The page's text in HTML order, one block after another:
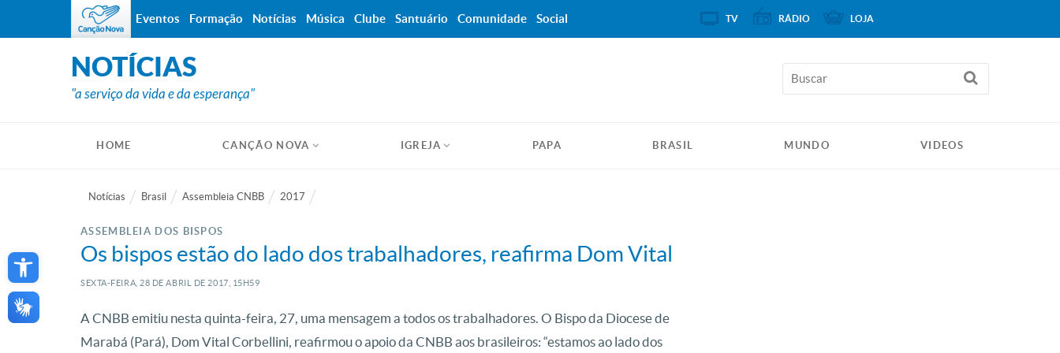
Open toolbar
NOTÍCIAS
"a serviço da vida e da esperança"
HOME CANÇÃO NOVA IGREJA PAPA BRASIL MUNDO VIDEOS
Notícias Brasil Assembleia CNBB 2017
ASSEMBLEIA DOS BISPOS
Os bispos estão do lado dos trabalhadores, reafirma Dom Vital
SEXTA-FEIRA, 28 DE ABRIL DE 2017, 15H59
A CNBB emitiu nesta quinta-feira, 27, uma mensagem a todos os trabalhadores. O Bispo da Diocese de
Marabá (Pará), Dom Vital Corbellini, reafirmou o apoio da CNBB aos brasileiros: “estamos ao lado dos
Eventos Formação Notícias Música Clube Santuário Comunidade Social TV RÁDIO LOJA